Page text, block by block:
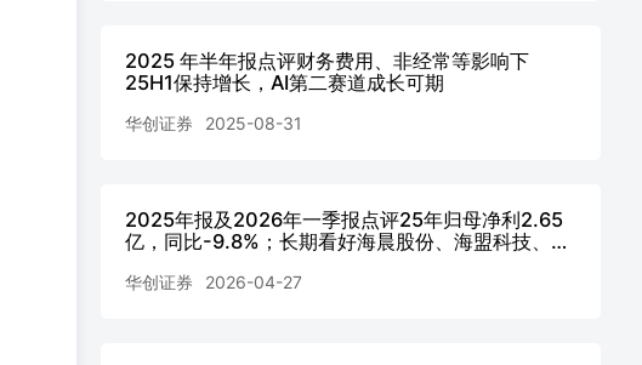
2025 年半年报点评财务费用、非经常等影响下
25H1保持增长，AI第二赛道成长可期
华创证券 2025-08-31
2025年报及2026年一季报点评25年归母净利2.65
亿，同比-9.8%；长期看好海晨股份、海盟科技、赛
华创证券 2026-04-27